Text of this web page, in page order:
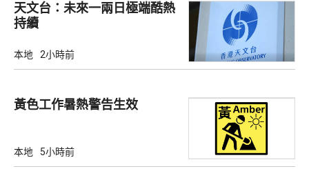
天文台：未來一兩日極端酷熱
持續
本地 2小時前
黃色工作暑熱警告生效
本地 5小時前